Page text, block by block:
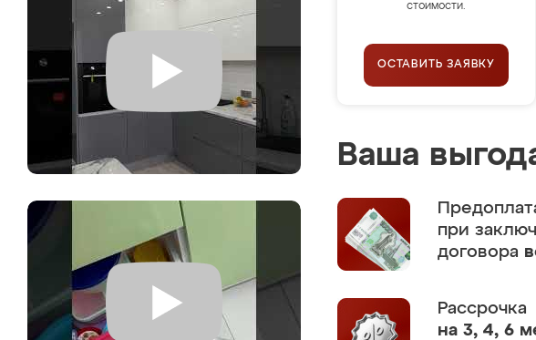
стоимости.
ОСТАВИТЬ ЗАЯВКУ
Ваша
при
договора
Рассрочка
на 3, 4, 6